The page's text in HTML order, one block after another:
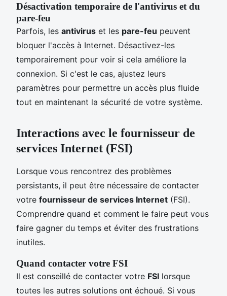
Désactivation temporaire de l'antivirus et du
pare-feu
Parfois, les antivirus et les pare-feu peuvent
bloquer l'accès à Internet. Désactivez-les
temporairement pour voir si cela améliore la
connexion. Si c'est le cas, ajustez leurs
paramètres pour permettre un accès plus fluide
tout en maintenant la sécurité de votre système.
Interactions avec le fournisseur de
services Internet (FSI)
Lorsque vous rencontrez des problèmes
persistants, il peut être nécessaire de contacter
votre fournisseur de services Internet (FSI).
Comprendre quand et comment le faire peut vous
faire gagner du temps et éviter des frustrations
inutiles.
Quand contacter votre FSI
Il est conseillé de contacter votre FSI lorsque
toutes les autres solutions ont échoué. Si vous